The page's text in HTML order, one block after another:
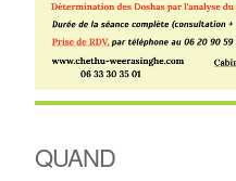
QUAND